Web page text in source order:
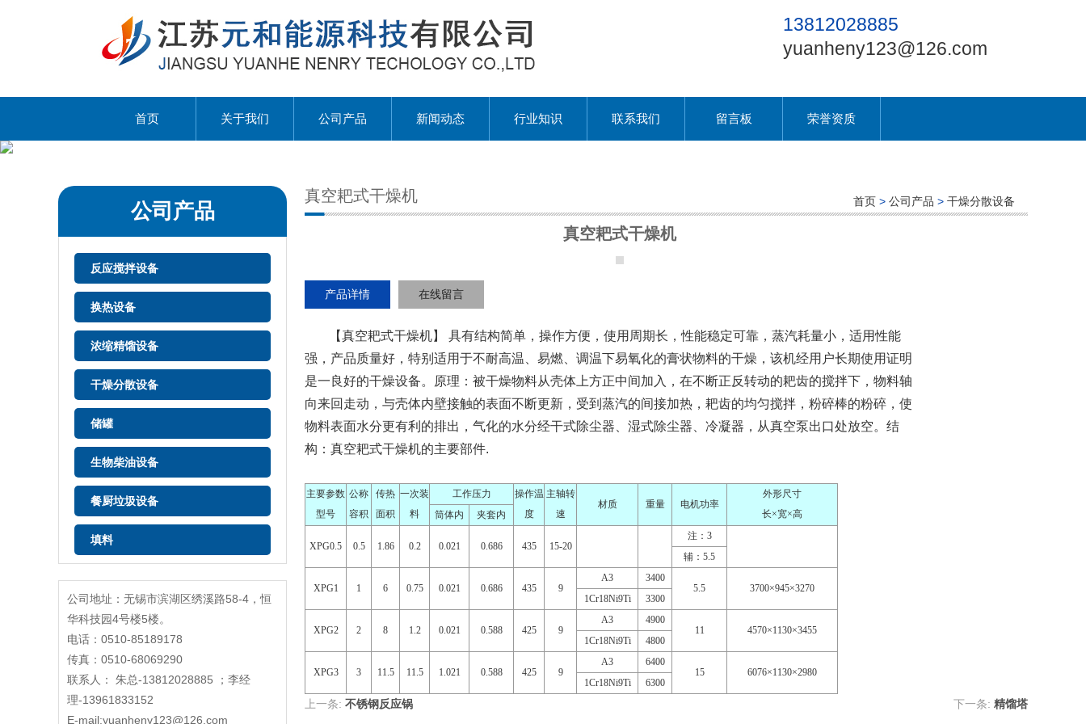
13812028885
yuanheny123@126.com
首页 关于我们 公司产品 新闻动态 行业知识 联系我们 留言板 荣誉资质
公司产品
反应搅拌设备
换热设备
浓缩精馏设备
干燥分散设备
储罐
生物柴油设备
餐厨垃圾设备
填料
公司地址：无锡市滨湖区绣溪路58-4，恒
华科技园4号楼5楼。
电话：0510-85189178
传真：0510-68069290
联系人： 朱总-13812028885 ；李经
理-13961833152
E-mail:yuanheny123@126.com
真空耙式干燥机 首页 > 公司产品 > 干燥分散设备
真空耙式干燥机
产品详情 在线留言
【真空耙式干燥机】 具有结构简单，操作方便，使用周期长，性能稳定可靠，蒸汽耗量小，适用性能
强，产品质量好，特别适用于不耐高温、易燃、调温下易氧化的膏状物料的干燥，该机经用户长期使用证明
是一良好的干燥设备。原理：被干燥物料从壳体上方正中间加入，在不断正反转动的耙齿的搅拌下，物料轴
向来回走动，与壳体内壁接触的表面不断更新，受到蒸汽的间接加热，耙齿的均匀搅拌，粉碎棒的粉碎，使
物料表面水分更有利的排出，气化的水分经干式除尘器、湿式除尘器、冷凝器，从真空泵出口处放空。结
构：真空耙式干燥机的主要部件.
主要参数
型号
公称
容积
传热
面积
一次装
料
工作压力
操作温
度
主轴转
速
材质 重量 电机功率
外形尺寸
长×宽×高
筒体内 夹套内
XPG0.5 0.5 1.86 0.2 0.021 0.686 435 15-20
注：3
辅：5.5
XPG1 1 6 0.75 0.021 0.686 435 9
A3
3400
5.5
3700×945×3270
1Cr18Ni9Ti
3300
XPG2 2 8 1.2 0.021 0.588 425 9
A3
4900
11
4570×1130×3455
1Cr18Ni9Ti
4800
XPG3 3 11.5 11.5 1.021 0.588 425 9
A3
6400
15
6076×1130×2980
1Cr18Ni9Ti
6300
上一条: 不锈钢反应锅 下一条: 精馏塔